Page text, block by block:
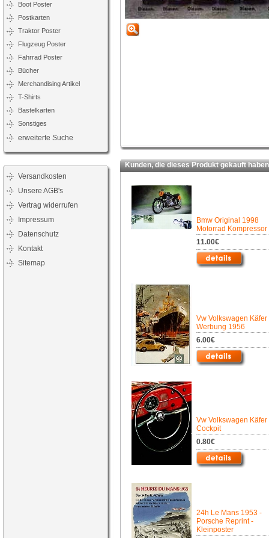
Boot Poster
Postkarten
Traktor Poster
Flugzeug Poster
Fahrrad Poster
Bücher
Merchandising Artikel
T-Shirts
Bastelkarten
Sonstiges
erweiterte Suche
Versandkosten
Unsere AGB's
Vertrag widerrufen
Impressum
Datenschutz
Kontakt
Sitemap
Kunden, die dieses Produkt gekauft
Bmw Original 1998
Motorrad Kompressor
11.00€
Vw Volkswagen Käfer
Werbung 1956
6.00€
Vw Volkswagen Käfer
Cockpit
0.80€
24h Le Mans 1953 -
Porsche Reprint -
Kleinposter